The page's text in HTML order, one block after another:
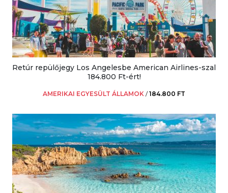
Retúr repülőjegy Los Angelesbe American Airlines-szal
184.800 Ft-ért!
AMERIKAI EGYESÜLT ÁLLAMOK /184.800 FT